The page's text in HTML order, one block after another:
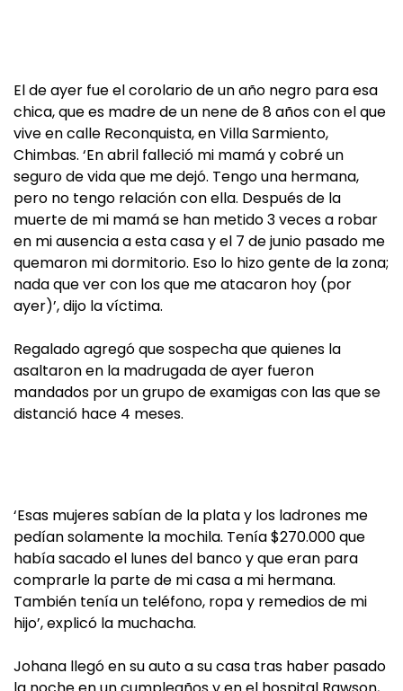
El de ayer fue el corolario de un año negro para esa
chica, que es madre de un nene de 8 años con el que
vive en calle Reconquista, en Villa Sarmiento,
Chimbas. ‘En abril falleció mi mamá y cobré un
seguro de vida que me dejó. Tengo una hermana,
pero no tengo relación con ella. Después de la
muerte de mi mamá se han metido 3 veces a robar
en mi ausencia a esta casa y el 7 de junio pasado me
quemaron mi dormitorio. Eso lo hizo gente de la zona;
nada que ver con los que me atacaron hoy (por
ayer)’, dijo la víctima.
Regalado agregó que sospecha que quienes la
asaltaron en la madrugada de ayer fueron
mandados por un grupo de examigas con las que se
distanció hace 4 meses.
‘Esas mujeres sabían de la plata y los ladrones me
pedían solamente la mochila. Tenía $270.000 que
había sacado el lunes del banco y que eran para
comprarle la parte de mi casa a mi hermana.
También tenía un teléfono, ropa y remedios de mi
hijo’, explicó la muchacha.
Johana llegó en su auto a su casa tras haber pasado